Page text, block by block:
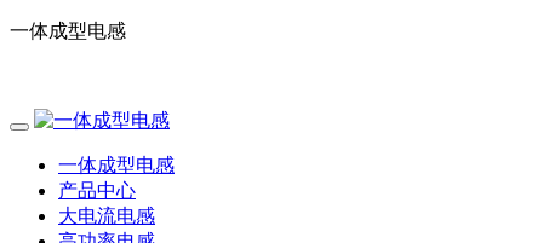
一体成型电感
一体成型电感
产品中心
大电流电感